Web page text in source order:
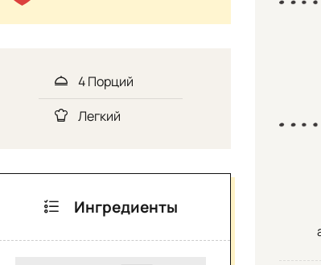
4 Порций
Легкий
Ингредиенты